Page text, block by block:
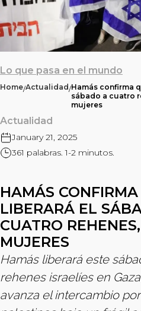
Lo que pasa en el mundo
Home/Actualidad/Hamás confirma
sábado a cuatro
mujeres
Actualidad
January 21, 2025
361 palabras. 1-2 minutos.
HAMÁS
LIBERARÁ EL
CUATRO
MUJERES
Hamás liberará este
rehenes israelíes en
avanza el intercambio